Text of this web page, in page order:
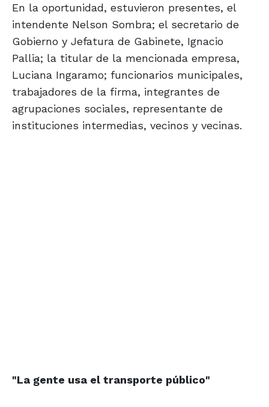
En la oportunidad, estuvieron presentes, el
intendente Nelson Sombra; el secretario de
Gobierno y Jefatura de Gabinete, Ignacio
Pallia; la titular de la mencionada empresa,
Luciana Ingaramo; funcionarios municipales,
trabajadores de la firma, integrantes de
agrupaciones sociales, representante de
instituciones intermedias, vecinos y vecinas.
"La gente usa el transporte público"